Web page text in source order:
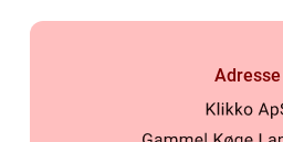
Adresse